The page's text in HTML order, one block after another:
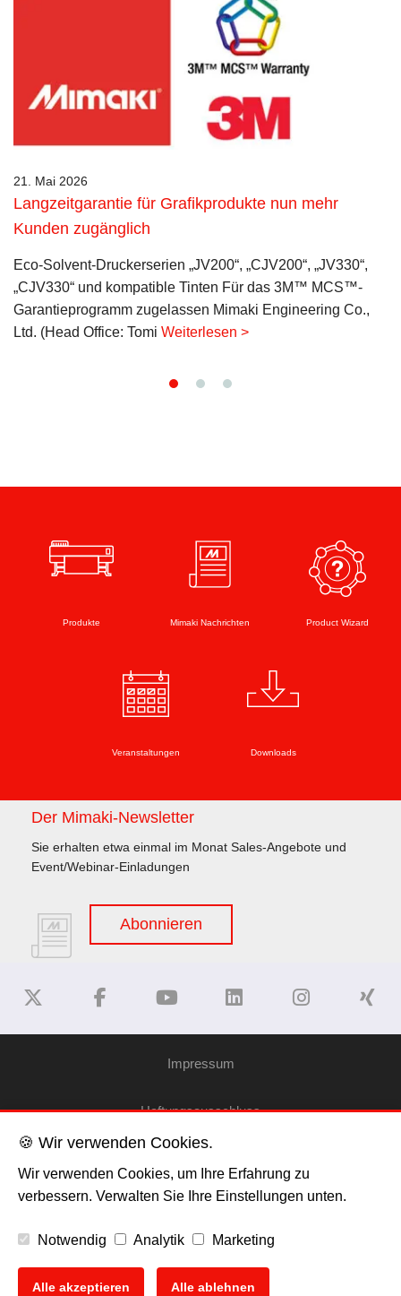
21. Mai 2026
Langzeitgarantie für Grafikprodukte nun mehr
Kunden zugänglich
Eco-Solvent-Druckerserien „JV200“, „CJV200“, „JV330“,
„CJV330“ und kompatible Tinten Für das 3M™ MCS™-
Garantieprogramm zugelassen Mimaki Engineering Co.,
Ltd. (Head Office: Tomi Weiterlesen >
Produkte Mimaki Nachrichten Product Wizard
Veranstaltungen Downloads
Der Mimaki-Newsletter
Sie erhalten etwa einmal im Monat Sales-Angebote und
Event/Webinar-Einladungen
Abonnieren
Impressum
Haftungsausschluss
Cookies
🍪 Wir verwenden Cookies.
Wir verwenden Cookies, um Ihre Erfahrung zu
verbessern. Verwalten Sie Ihre Einstellungen unten.
Notwendig Analytik Marketing
Alle akzeptieren Alle ablehnen